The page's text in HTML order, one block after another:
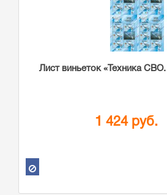
Лист виньеток «Техника
1 424 руб.